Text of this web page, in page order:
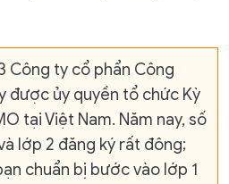
Công ty cổ phẩn Công
được ủy quyền tổ chức Kỳ
tại Việt Nam. Năm nay, số
lớp 2 đăng ký rất đông;
chuẩn bị bước vào lớp 1